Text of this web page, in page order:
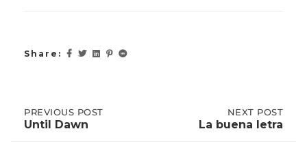
Share:
Post
PREVIOUS
POST:
PREVIOUS POST
Until Dawn
NEXT POST
La buena letra